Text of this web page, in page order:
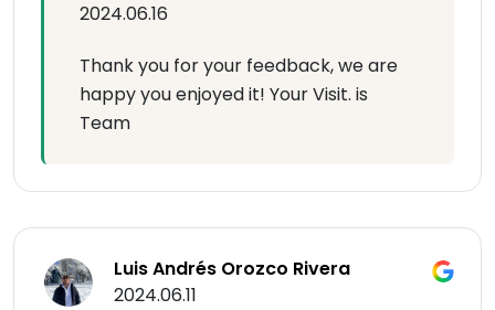
2024.06.16
Thank you for your feedback, we are
happy you enjoyed it! Your Visit. is
Team
Luis Andrés Orozco Rivera
2024.06.11